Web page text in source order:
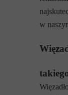
w